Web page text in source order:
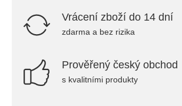
Vrácení zboží do 14 dní
zdarma a bez rizika
Prověřený český obchod
s kvalitními produkty